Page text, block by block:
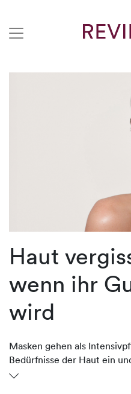
Haut
wenn ihr
wird
Masken gehen als
Bedürfnisse der Haut ein
täglichen